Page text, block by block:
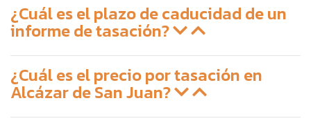
¿Cuál es el plazo de caducidad de un
informe de tasación?
¿Cuál es el precio por tasación en
Alcázar de San Juan?